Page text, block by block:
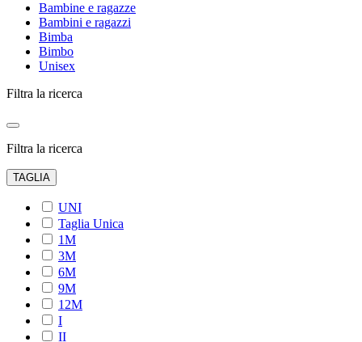
Bambine e ragazze
Bambini e ragazzi
Bimba
Bimbo
Unisex
Filtra la ricerca
Filtra la ricerca
TAGLIA
UNI
Taglia Unica
1M
3M
6M
9M
12M
I
II